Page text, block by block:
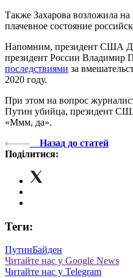
Также Захарова возложила
плачевное состояние
Напомним, президент США
президент России Владимир
последствиями за
2020 году.
При этом на вопрос
Путин убийца, президент
«Ммм, да».
Назад до статей
Поділитися:
Теги:
ПутинБайден
Читайте нас у Google News
Читайте нас у Telegram